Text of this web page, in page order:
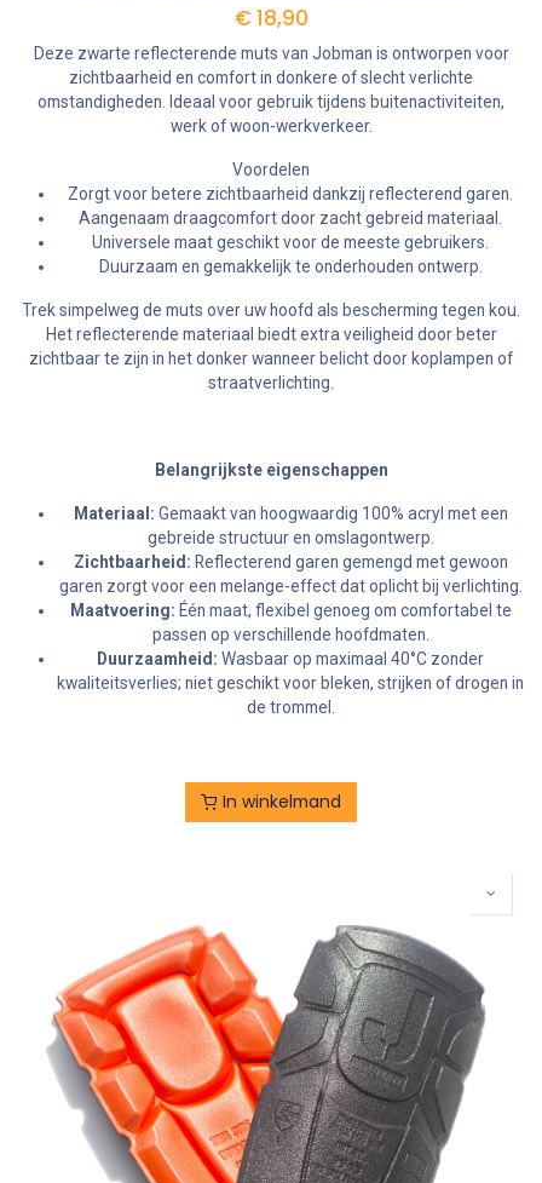
€18,90
Deze zwarte reflecterende muts van Jobman is ontworpen voor
zichtbaarheid en comfort in donkere of slecht verlichte
omstandigheden. Ideaal voor gebruik tijdens buitenactiviteiten,
werk of woon-werkverkeer.
Voordelen
Zorgt voor betere zichtbaarheid dankzij reflecterend garen.
Aangenaam draagcomfort door zacht gebreid materiaal.
Universele maat geschikt voor de meeste gebruikers.
Duurzaam en gemakkelijk te onderhouden ontwerp.
Trek simpelweg de muts over uw hoofd als bescherming tegen kou.
Het reflecterende materiaal biedt extra veiligheid door beter
zichtbaar te zijn in het donker wanneer belicht door koplampen of
straatverlichting.
Belangrijkste eigenschappen
Materiaal: Gemaakt van hoogwaardig 100% acryl met een
gebreide structuur en omslagontwerp.
Zichtbaarheid: Reflecterend garen gemengd met gewoon
garen zorgt voor een melange-effect dat oplicht bij verlichting.
Maatvoering: Één maat, flexibel genoeg om comfortabel te
passen op verschillende hoofdmaten.
Duurzaamheid: Wasbaar op maximaal 40°C zonder
kwaliteitsverlies; niet geschikt voor bleken, strijken of drogen in
de trommel.
In winkelmand